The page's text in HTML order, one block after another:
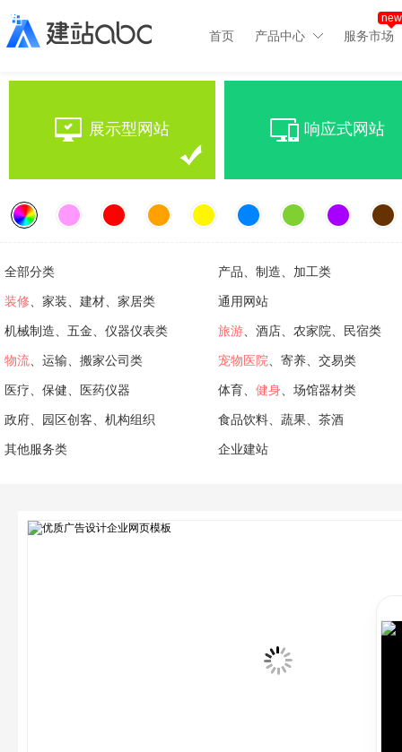
首页 产品中心 服务市场
new
展示型网站 响应式网站
全部分类 产品、制造、加工类
装修 、家装、建材、家居类 通用网站
机械制造、五金、仪器仪表类 旅游 、酒店、农家院、民宿类
物流 、运输、搬家公司类 宠物医院 、寄养、交易类
医疗、保健、医药仪器 体育、 健身 、场馆器材类
政府、园区创客、机构组织 食品饮料、蔬果、茶酒
其他服务类 企业建站